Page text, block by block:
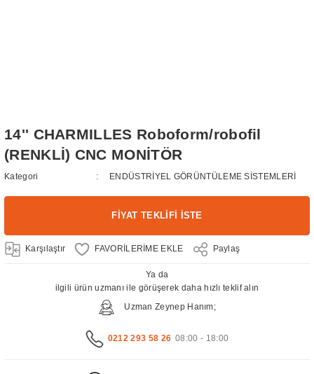
14'' CHARMILLES Roboform/robofil
(RENKLİ) CNC MONİTÖR
Kategori ENDÜSTRİYEL GÖRÜNTÜLEME SİSTEMLERİ
FİYAT TEKLİFİ İSTE
Karşılaştır Paylaş
Ya da
ilgili ürün uzmanı ile görüşerek daha hızlı teklif alın
Uzman Zeynep Hanım;
0212 293 58 26 08:00 - 18:00